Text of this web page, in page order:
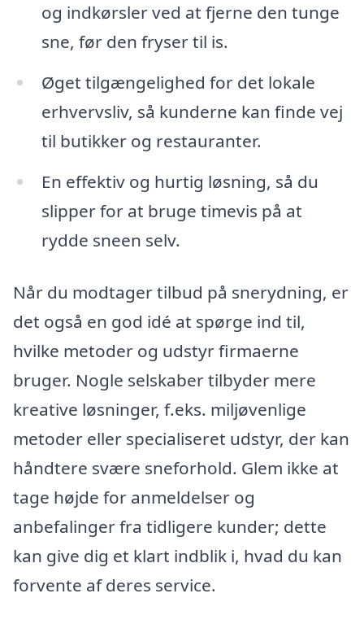
og indkørsler ved at fjerne den tunge
sne, før den fryser til is.
Øget tilgængelighed for det lokale
erhvervsliv, så kunderne kan finde vej
til butikker og restauranter.
En effektiv og hurtig løsning, så du
slipper for at bruge timevis på at
rydde sneen selv.
Når du modtager tilbud på snerydning, er
det også en god idé at spørge ind til,
hvilke metoder og udstyr firmaerne
bruger. Nogle selskaber tilbyder mere
kreative løsninger, f.eks. miljøvenlige
metoder eller specialiseret udstyr, der kan
håndtere svære sneforhold. Glem ikke at
tage højde for anmeldelser og
anbefalinger fra tidligere kunder; dette
kan give dig et klart indblik i, hvad du kan
forvente af deres service.